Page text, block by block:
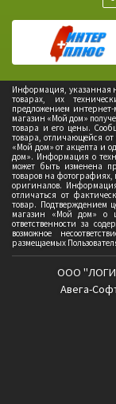
Информация, указанная
товарах, их
предложением
магазин «Мой дом»
товара и его цены.
товара, отличающейся от
«Мой дом» от акцепта и
дом». Информация о
может быть изменена
товаров на фотографиях,
оригиналов.
отличаться от
товар. Подтверждением
магазин «Мой дом» о
ответственности за
возможное
размещаемых
ООО
Авега-